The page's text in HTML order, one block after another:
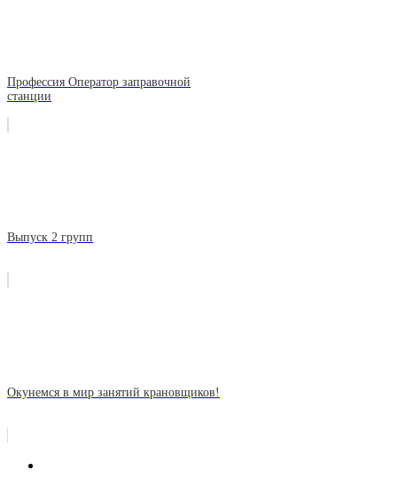
Профессия Оператор заправочной
станции
Выпуск 2 групп
Окунемся в мир занятий крановщиков!